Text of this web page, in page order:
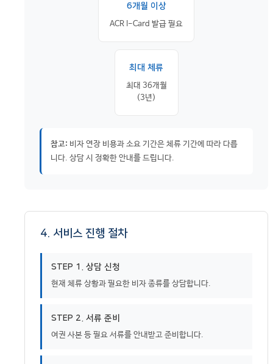
6개월 이상
ACR I-Card 발급 필요
최대 체류
최대 36개월
(3년)
참고: 비자 연장 비용과 소요 기간은 체류 기간에 따라 다릅
니다. 상담 시 정확한 안내를 드립니다.
4. 서비스 진행 절차
STEP 1. 상담 신청
현재 체류 상황과 필요한 비자 종류를 상담합니다.
STEP 2. 서류 준비
여권 사본 등 필요 서류를 안내받고 준비합니다.